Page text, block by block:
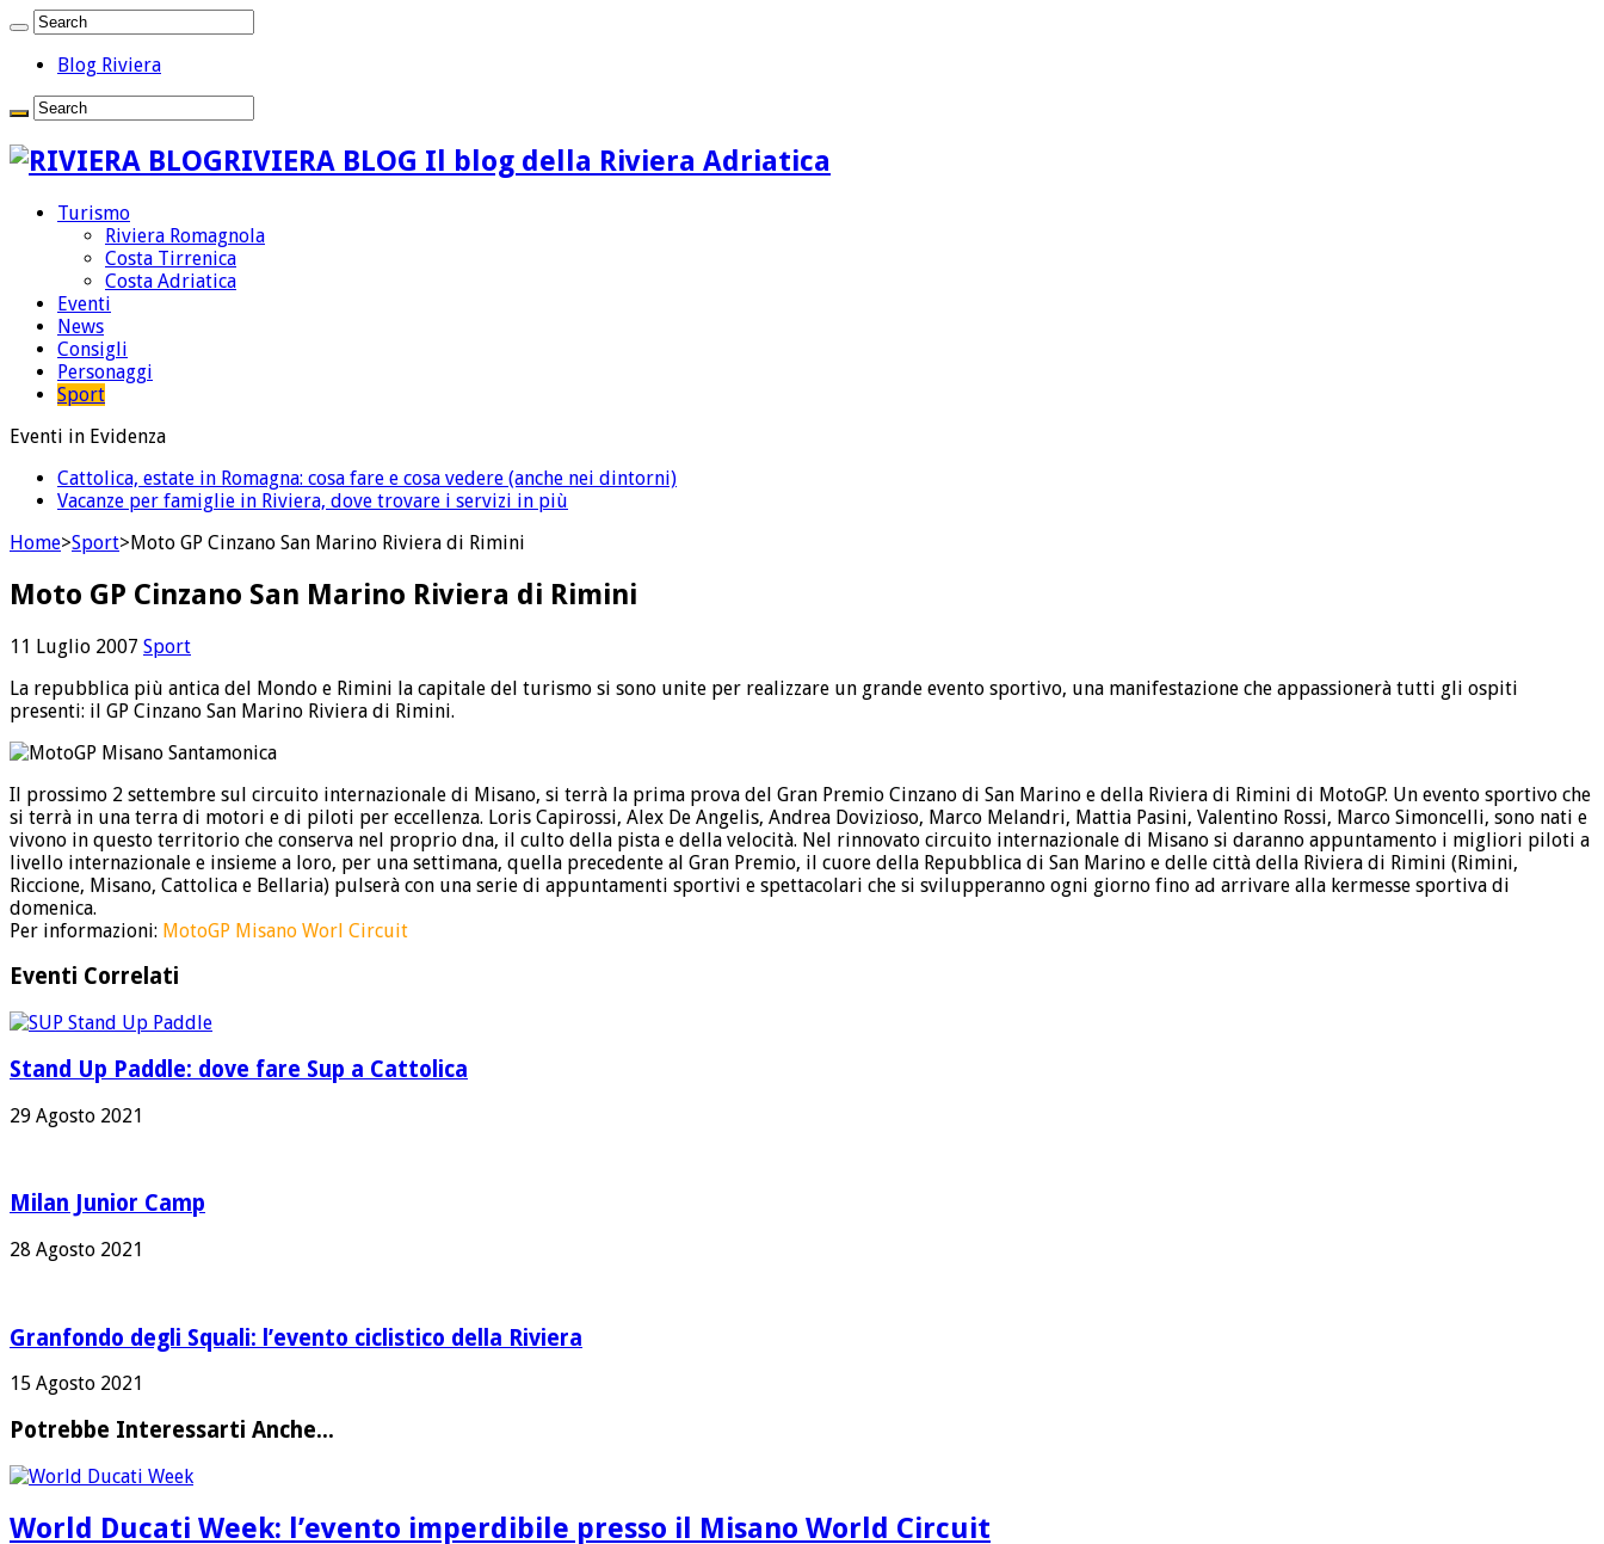
Blog Riviera
RIVIERA BLOG Il blog della Riviera Adriatica
Turismo
Riviera Romagnola
Costa Tirrenica
Costa Adriatica
Eventi
News
Consigli
Personaggi
Sport
Eventi in Evidenza
Cattolica, estate in Romagna: cosa fare e cosa vedere (anche nei dintorni)
Vacanze per famiglie in Riviera, dove trovare i servizi in più
Home>Sport>Moto GP Cinzano San Marino Riviera di Rimini
Moto GP Cinzano San Marino Riviera di Rimini
11 Luglio 2007 Sport
La repubblica più antica del Mondo e Rimini la capitale del turismo si sono unite per realizzare un grande evento sportivo, una manifestazione che appassionerà tutti gli ospiti
presenti: il GP Cinzano San Marino Riviera di Rimini.
Il prossimo 2 settembre sul circuito internazionale di Misano, si terrà la prima prova del Gran Premio Cinzano di San Marino e della Riviera di Rimini di MotoGP. Un evento sportivo che
si terrà in una terra di motori e di piloti per eccellenza. Loris Capirossi, Alex De Angelis, Andrea Dovizioso, Marco Melandri, Mattia Pasini, Valentino Rossi, Marco Simoncelli, sono nati e
vivono in questo territorio che conserva nel proprio dna, il culto della pista e della velocità. Nel rinnovato circuito internazionale di Misano si daranno appuntamento i migliori piloti a
livello internazionale e insieme a loro, per una settimana, quella precedente al Gran Premio, il cuore della Repubblica di San Marino e delle città della Riviera di Rimini (Rimini,
Riccione, Misano, Cattolica e Bellaria) pulserà con una serie di appuntamenti sportivi e spettacolari che si svilupperanno ogni giorno fino ad arrivare alla kermesse sportiva di
domenica.
Per informazioni: MotoGP Misano Worl Circuit
Eventi Correlati
Stand Up Paddle: dove fare Sup a Cattolica
29 Agosto 2021
Milan Junior Camp
28 Agosto 2021
Granfondo degli Squali: l’evento ciclistico della Riviera
15 Agosto 2021
Potrebbe Interessarti Anche...
World Ducati Week: l’evento imperdibile presso il Misano World Circuit